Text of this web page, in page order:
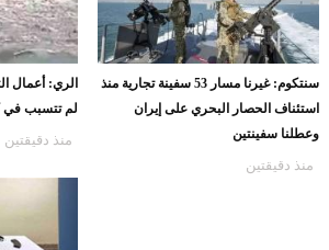
سنتكوم: غيرنا مسار 53 سفينة تجارية منذ
استئناف الحصار البحري على إيران
وعطلنا سفينتين
منذ دقيقتين
الري: أعمال
لم تتسبب في
منذ دقيقتين